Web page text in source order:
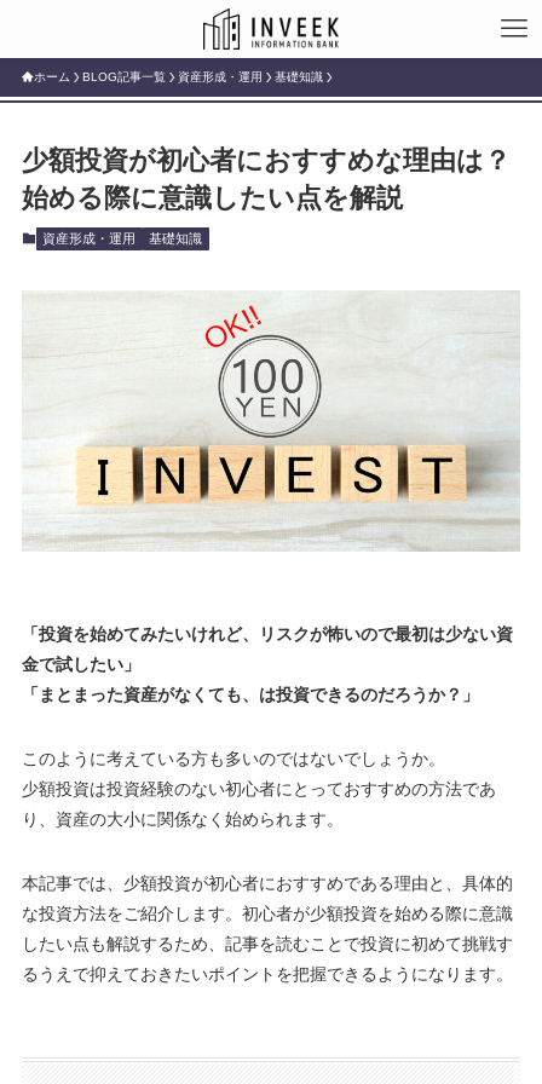
ホーム BLOG記事一覧 資産形成・運用 基礎知識
少額投資が初心者におすすめな理由は？
始める際に意識したい点を解説
資産形成・運用 基礎知識
「投資を始めてみたいけれど、リスクが怖いので最初は少ない資
金で試したい」
「まとまった資産がなくても、は投資できるのだろうか？」
このように考えている方も多いのではないでしょうか。
少額投資は投資経験のない初心者にとっておすすめの方法であ
り、資産の大小に関係なく始められます。
本記事では、少額投資が初心者におすすめである理由と、具体的
な投資方法をご紹介します。初心者が少額投資を始める際に意識
したい点も解説するため、記事を読むことで投資に初めて挑戦す
るうえで抑えておきたいポイントを把握できるようになります。